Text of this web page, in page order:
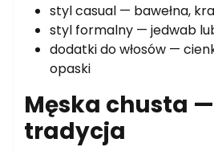
styl casual — bawełna,
styl formalny — jedwab
dodatki do włosów —
opaski
Męska chusta
tradycja